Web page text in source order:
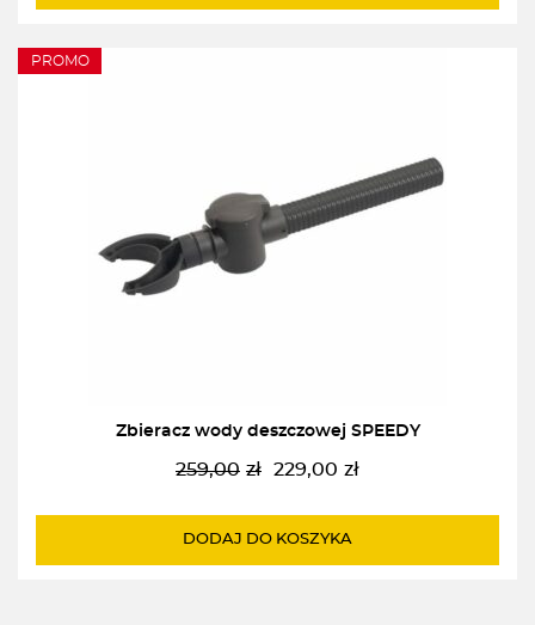
PROMO
Zbieracz wody deszczowej SPEEDY
259,00 zł
Pierwotna
wynosiła:
229,00 zł
Aktualna
wynosi:
DODAJ DO KOSZYKA